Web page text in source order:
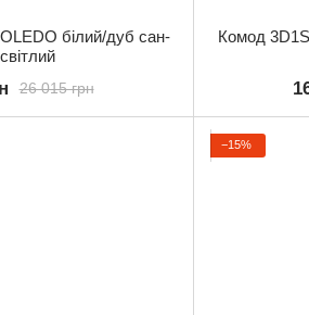
білий/дуб сан-
26 015 грн
Комод
−15%